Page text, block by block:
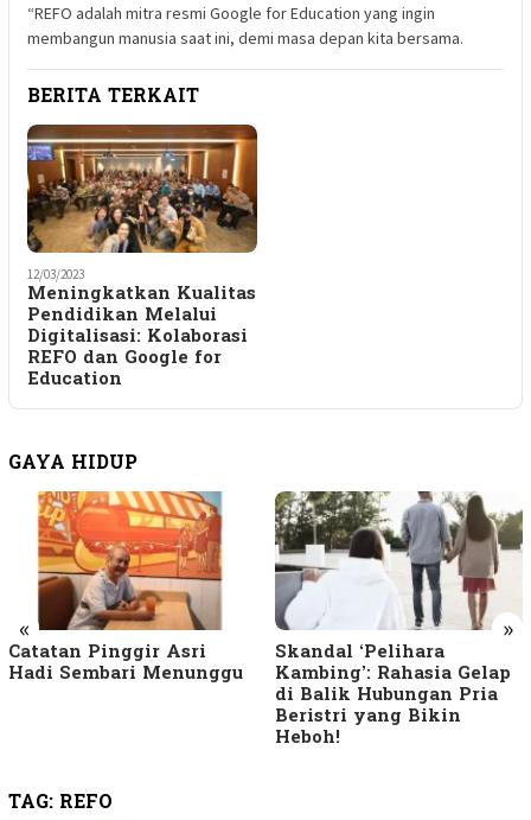
“REFO adalah mitra resmi Google for Education yang ingin
membangun manusia saat ini, demi masa depan kita bersama.
BERITA TERKAIT
12/03/2023
Meningkatkan Kualitas
Pendidikan Melalui
Digitalisasi: Kolaborasi
REFO dan Google for
Education
GAYA HIDUP
« »
Catatan Pinggir Asri
Hadi Sembari Menunggu
Skandal ‘Pelihara
Kambing’: Rahasia Gelap
di Balik Hubungan Pria
Beristri yang Bikin
Heboh!
TAG: REFO